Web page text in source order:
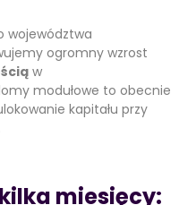
województwa
ogromny wzrost
w
modułowe to obecnie
kapitału przy
miesięcy: